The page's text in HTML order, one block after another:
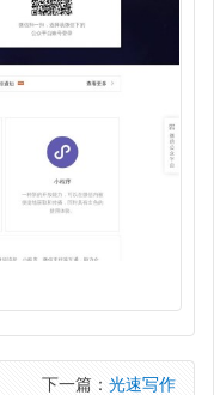
下一篇： 光速写作